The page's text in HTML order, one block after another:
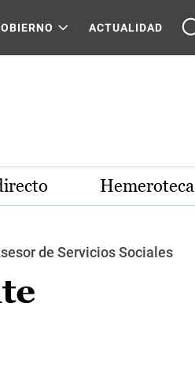
ACTUALIDAD
Hemeroteca
de Servicios Sociales